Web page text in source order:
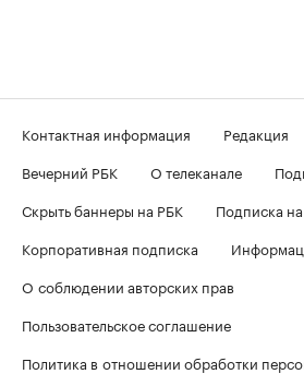
Контактная информация Редакция
Вечерний РБК
О телеканале
Скрыть баннеры на РБК
Подписка
Корпоративная подписка
О соблюдении авторских прав
Пользовательское соглашение
Политика в отношении обработки